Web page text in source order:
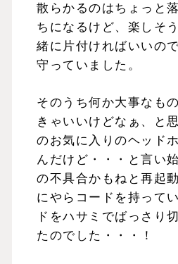
散らかるのはちょっと
ちになるけど、楽しそ
緒に片付ければいいの
守っていました。
そのうち何か大事なも
きゃいいけどなぁ、と
のお気に入りのヘッド
んだけど・・・と言い
の不具合かもねと再起
にやらコードを持って
ドをハサミでばっさり
たのでした・・・！